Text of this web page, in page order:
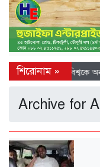
চীনের অগ্রগতি বিশ্বকে
Archive for